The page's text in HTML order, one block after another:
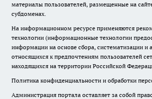
материалы пользователей, размещенные на
субдоменах.
На информационном ресурсе применяются
технологии (информационные технологии
информации на основе сбора, систематизации и
относящихся к предпочтениям пользователей
находящихся на территории Российской
Политика конфиденциальности и обработки
Администрация портала оставляет за собой